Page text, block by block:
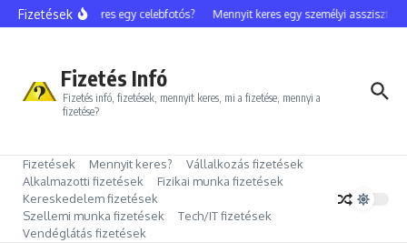
Ugrás a tartalomhoz
Fizetések
Mennyit keres egy celebfotós? Mennyit keres egy személyi asszisztens?
Fizetés Infó
Fizetés infó, fizetések, mennyit keres, mi a fizetése, mennyi a
fizetése?
Fizetések Mennyit keres?
Vállalkozás fizetések
Alkalmazotti fizetések
Fizikai munka fizetések
Kereskedelem fizetések
Szellemi munka fizetések
Tech/IT fizetések
Vendéglátás fizetések